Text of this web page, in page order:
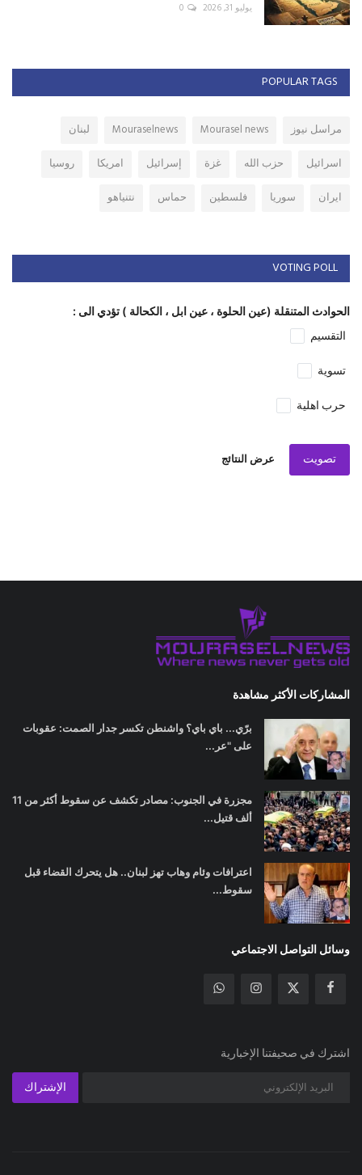
يوليو 31, 2026 0
POPULAR TAGS
مراسل نيوز Mourasel news
Mouraselnews
لبنان
اسرائيل
حزب الله غزة إسرائيل امريكا
روسيا
ايران
سوريا فلسطين حماس نتنياهو
VOTING POLL
الحوادث المتنقلة (عين الحلوة ، عين ابل ، الكحالة ) تؤدي الى :
التقسيم
تسوية
حرب اهلية
تصويت عرض النتائج
المشاركات الأكثر مشاهدة
برّي... باي باي؟ واشنطن تكسر جدار الصمت: عقوبات
على "عر...
مجزرة في الجنوب: مصادر تكشف عن سقوط أكثر من 11
ألف قتيل...
اعترافات وئام وهاب تهز لبنان.. هل يتحرك القضاء قبل
سقوط...
وسائل التواصل الاجتماعي
اشترك في صحيفتنا الإخبارية
الإشتراك